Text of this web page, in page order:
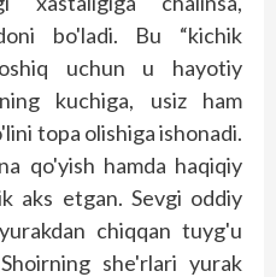
bo'ladi. Bu “kichik
oshiq uchun u hayotiy
kuchiga, usiz ham
topa olishiga ishonadi.
qo'yish hamda haqiqiy
aks etgan. Sevgi oddiy
chiqqan tuyg'u
she'rlari yurak